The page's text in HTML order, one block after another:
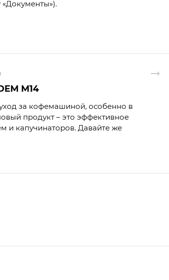
M14
за кофемашиной, особенно в
продукт – это эффективное
и капучинаторов. Давайте же